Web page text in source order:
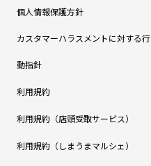
個人情報保護方針
カスタマーハラスメントに対する行
動指針
利用規約
利用規約（店頭受取サービス）
利用規約（しまうまマルシェ）